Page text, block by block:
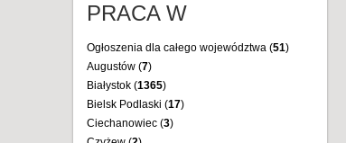
PRACA W
Ogłoszenia dla całego województwa (51)
Augustów (7)
Białystok (1365)
Bielsk Podlaski (17)
Ciechanowiec (3)